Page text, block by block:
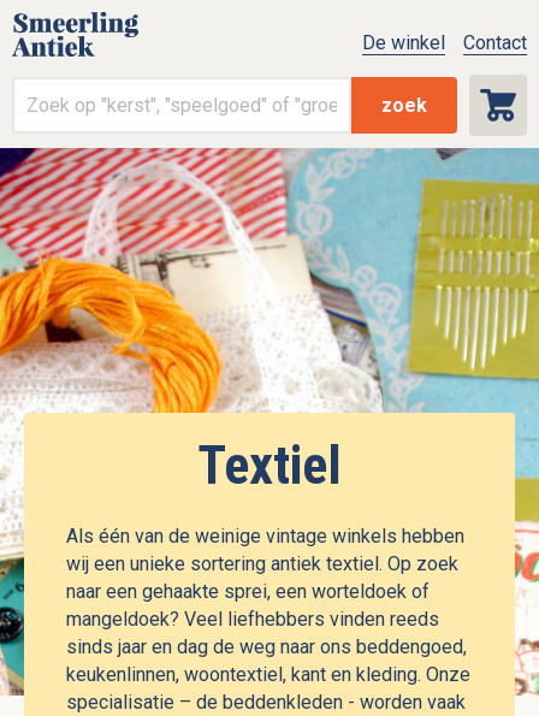
zoek
De winkel Contact
Textiel
Als één van de weinige vintage winkels hebben
wij een unieke sortering antiek textiel. Op zoek
naar een gehaakte sprei, een worteldoek of
mangeldoek? Veel liefhebbers vinden reeds
sinds jaar en dag de weg naar ons beddengoed,
keukenlinnen, woontextiel, kant en kleding. Onze
specialisatie – de beddenkleden - worden vaak